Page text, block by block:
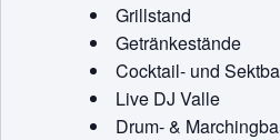
Grillstand
Getränkestände
Cocktail- und
Live DJ Valle
Drum- &